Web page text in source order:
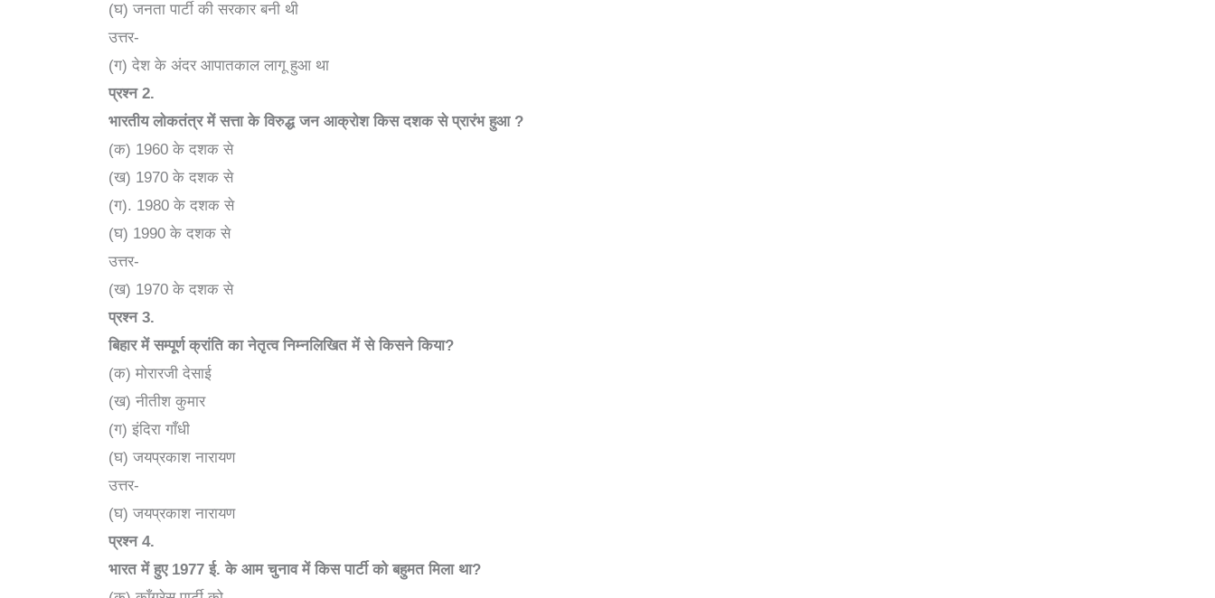
(घ) जनता पार्टी की सरकार बनी थी
उत्तर-
(ग) देश के अंदर आपातकाल लागू हुआ था
प्रश्न 2.
भारतीय लोकतंत्र में सत्ता के विरुद्ध जन आक्रोश किस दशक से प्रारंभ हुआ ?
(क) 1960 के दशक से
(ख) 1970 के दशक से
(ग). 1980 के दशक से
(घ) 1990 के दशक से
उत्तर-
(ख) 1970 के दशक से
प्रश्न 3.
बिहार में सम्पूर्ण क्रांति का नेतृत्व निम्नलिखित में से किसने किया?
(क) मोरारजी देसाई
(ख) नीतीश कुमार
(ग) इंदिरा गाँधी
(घ) जयप्रकाश नारायण
उत्तर-
(घ) जयप्रकाश नारायण
प्रश्न 4.
भारत में हुए 1977 ई. के आम चुनाव में किस पार्टी को बहुमत मिला था?